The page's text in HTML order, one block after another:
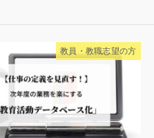
教員・教職志望の方